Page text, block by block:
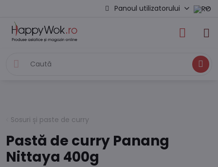
Panoul utilizatorului
Caută
Sosuri și paste de curry
Pastă de curry Panang
Nittaya 400g